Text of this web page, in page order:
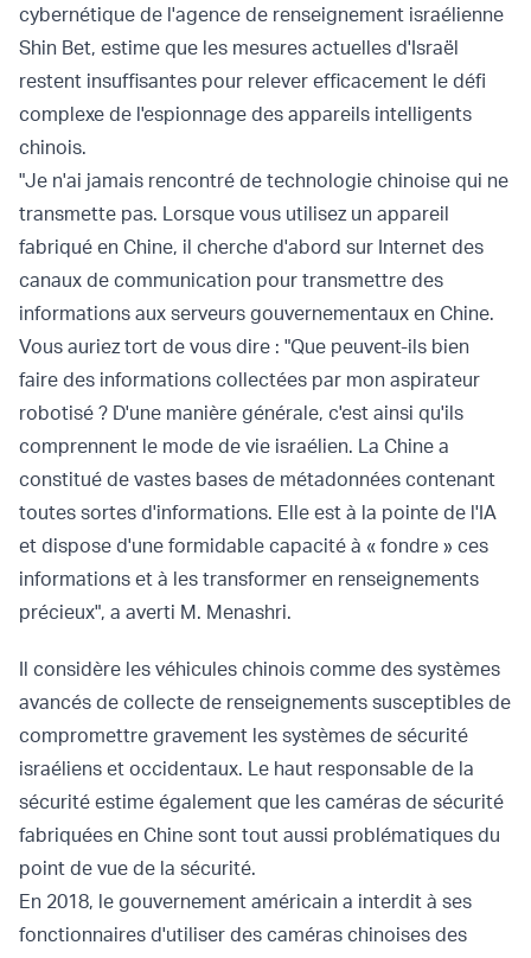
cybernétique de l'agence de renseignement israélienne
Shin Bet, estime que les mesures actuelles d'Israël
restent insuffisantes pour relever efficacement le défi
complexe de l'espionnage des appareils intelligents
chinois.
"Je n'ai jamais rencontré de technologie chinoise qui ne
transmette pas. Lorsque vous utilisez un appareil
fabriqué en Chine, il cherche d'abord sur Internet des
canaux de communication pour transmettre des
informations aux serveurs gouvernementaux en Chine.
Vous auriez tort de vous dire : "Que peuvent-ils bien
faire des informations collectées par mon aspirateur
robotisé ? D'une manière générale, c'est ainsi qu'ils
comprennent le mode de vie israélien. La Chine a
constitué de vastes bases de métadonnées contenant
toutes sortes d'informations. Elle est à la pointe de l'IA
et dispose d'une formidable capacité à « fondre » ces
informations et à les transformer en renseignements
précieux", a averti M. Menashri.
Il considère les véhicules chinois comme des systèmes
avancés de collecte de renseignements susceptibles de
compromettre gravement les systèmes de sécurité
israéliens et occidentaux. Le haut responsable de la
sécurité estime également que les caméras de sécurité
fabriquées en Chine sont tout aussi problématiques du
point de vue de la sécurité.
En 2018, le gouvernement américain a interdit à ses
fonctionnaires d'utiliser des caméras chinoises des